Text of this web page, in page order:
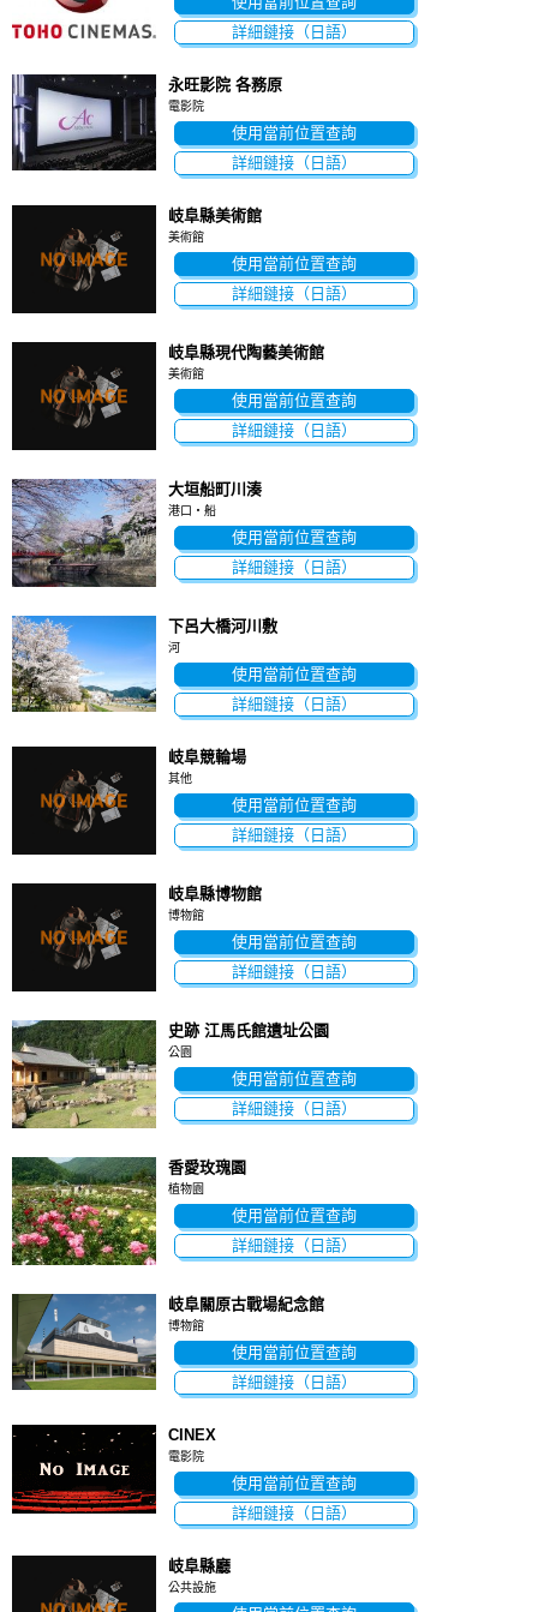
詳細鏈接（日語）
永旺影院 各務原
電影院
使用當前位置查詢
詳細鏈接（日語）
岐阜縣美術館
美術館
使用當前位置查詢
詳細鏈接（日語）
岐阜縣現代陶藝美術館
美術館
使用當前位置查詢
詳細鏈接（日語）
大垣船町川湊
港口・船
使用當前位置查詢
詳細鏈接（日語）
下呂大橋河川敷
河
使用當前位置查詢
詳細鏈接（日語）
岐阜競輪場
其他
使用當前位置查詢
詳細鏈接（日語）
岐阜縣博物館
博物館
使用當前位置查詢
詳細鏈接（日語）
史跡 江馬氏館遺址公園
公園
使用當前位置查詢
詳細鏈接（日語）
香愛玫瑰園
植物園
使用當前位置查詢
詳細鏈接（日語）
岐阜關原古戰場紀念館
博物館
使用當前位置查詢
詳細鏈接（日語）
CINEX
電影院
使用當前位置查詢
詳細鏈接（日語）
岐阜縣廳
公共設施